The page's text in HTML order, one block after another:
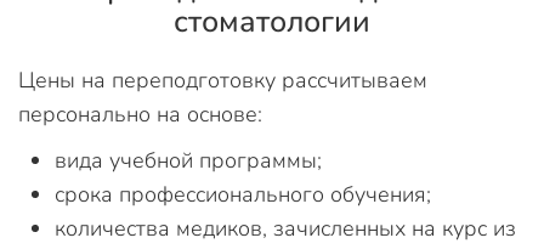
стоматологии
Цены на переподготовку рассчитываем
персонально на основе:
вида учебной программы;
срока профессионального обучения;
количества медиков, зачисленных на курс из